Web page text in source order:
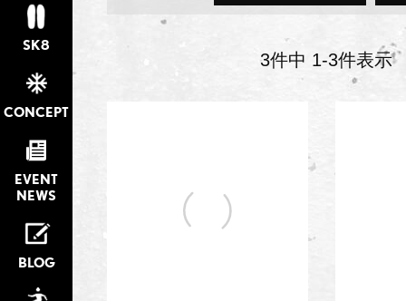
SK8
CONCEPT
EVENT
NEWS
BLOG
3件中 1-3件表示